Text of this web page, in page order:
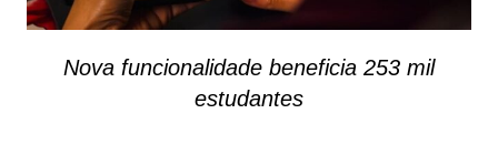
Nova funcionalidade beneficia 253 mil
estudantes